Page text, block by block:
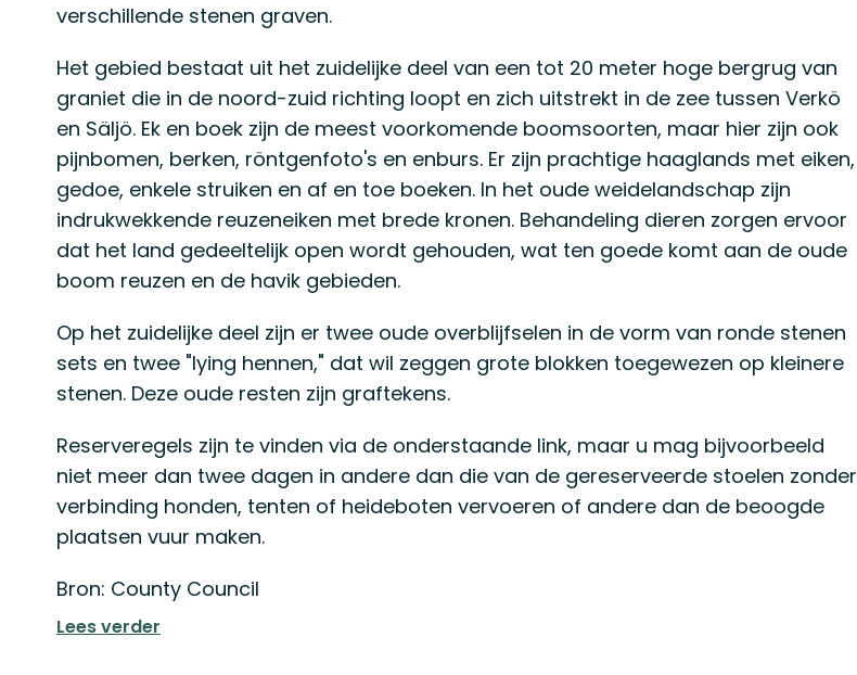
verschillende stenen graven.
Het gebied bestaat uit het zuidelijke deel van een tot 20 meter hoge bergrug van
graniet die in de noord-zuid richting loopt en zich uitstrekt in de zee tussen Verkö
en Säljö. Ek en boek zijn de meest voorkomende boomsoorten, maar hier zijn ook
pijnbomen, berken, röntgenfoto's en enburs. Er zijn prachtige haaglands met eiken,
gedoe, enkele struiken en af en toe boeken. In het oude weidelandschap zijn
indrukwekkende reuzeneiken met brede kronen. Behandeling dieren zorgen ervoor
dat het land gedeeltelijk open wordt gehouden, wat ten goede komt aan de oude
boom reuzen en de havik gebieden.
Op het zuidelijke deel zijn er twee oude overblijfselen in de vorm van ronde stenen
sets en twee "lying hennen," dat wil zeggen grote blokken toegewezen op kleinere
stenen. Deze oude resten zijn graftekens.
Reserveregels zijn te vinden via de onderstaande link, maar u mag bijvoorbeeld
niet meer dan twee dagen in andere dan die van de gereserveerde stoelen zonder
verbinding honden, tenten of heideboten vervoeren of andere dan de beoogde
plaatsen vuur maken.
Bron: County Council
Lees verder